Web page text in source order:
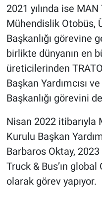
2021 yılında ise
Mühendislik Otobüs,
Başkanlığı görevine
birlikte dünyanın en
üreticilerinden
Başkan Yardımcısı
Başkanlığı görevini
Nisan 2022 itibarıyla
Kurulu Başkan
Barbaros Oktay, 2023
Truck & Bus’ın
olarak görev yapıyor.